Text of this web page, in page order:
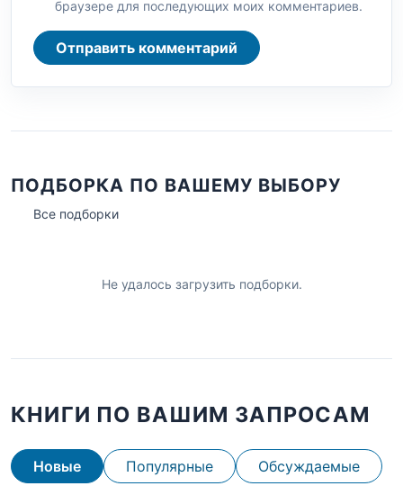
браузере для последующих моих комментариев.
Отправить комментарий
ПОДБОРКА ПО ВАШЕМУ ВЫБОРУ
Все подборки
Не удалось загрузить подборки.
КНИГИ ПО ВАШИМ ЗАПРОСАМ
Новые Популярные Обсуждаемые